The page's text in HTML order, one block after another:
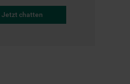
Jetzt chatten